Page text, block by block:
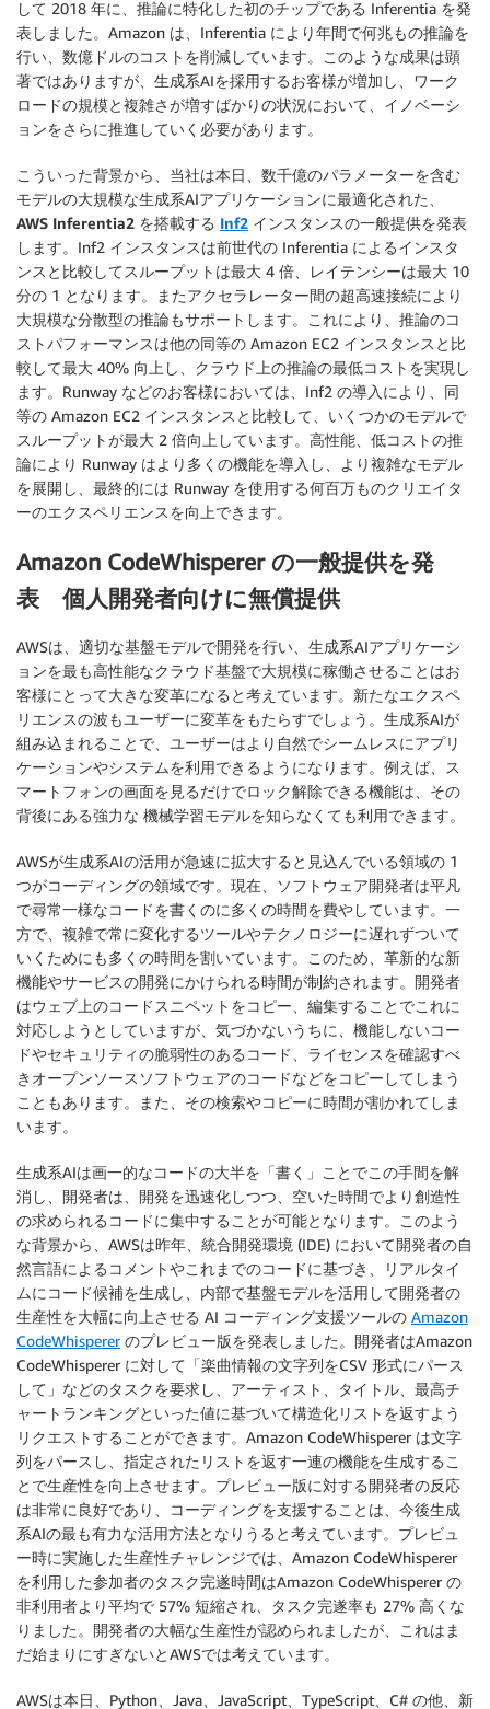
して 2018 年に、推論に特化した初のチップである Inferentia を発
表しました。Amazon は、Inferentia により年間で何兆もの推論を
行い、数億ドルのコストを削減しています。このような成果は顕
著ではありますが、生成系AIを採用するお客様が増加し、ワーク
ロードの規模と複雑さが増すばかりの状況において、イノベーシ
ョンをさらに推進していく必要があります。
こういった背景から、当社は本日、数千億のパラメーターを含む
モデルの大規模な生成系AIアプリケーションに最適化された、
AWS Inferentia2 を搭載する Inf2 インスタンスの一般提供を発表
します。Inf2 インスタンスは前世代の Inferentia によるインスタ
ンスと比較してスループットは最大 4 倍、レイテンシーは最大 10
分の 1 となります。またアクセラレーター間の超高速接続により
大規模な分散型の推論もサポートします。これにより、推論のコ
ストパフォーマンスは他の同等の Amazon EC2 インスタンスと比
較して最大 40% 向上し、クラウド上の推論の最低コストを実現し
ます。Runway などのお客様においては、Inf2 の導入により、同
等の Amazon EC2 インスタンスと比較して、いくつかのモデルで
スループットが最大 2 倍向上しています。高性能、低コストの推
論により Runway はより多くの機能を導入し、より複雑なモデル
を展開し、最終的には Runway を使用する何百万ものクリエイタ
ーのエクスペリエンスを向上できます。
Amazon CodeWhisperer の一般提供を発
表 個人開発者向けに無償提供
AWSは、適切な基盤モデルで開発を行い、生成系AIアプリケーシ
ョンを最も高性能なクラウド基盤で大規模に稼働させることはお
客様にとって大きな変革になると考えています。新たなエクスペ
リエンスの波もユーザーに変革をもたらすでしょう。生成系AIが
組み込まれることで、ユーザーはより自然でシームレスにアプリ
ケーションやシステムを利用できるようになります。例えば、ス
マートフォンの画面を見るだけでロック解除できる機能は、その
背後にある強力な 機械学習モデルを知らなくても利用できます。
AWSが生成系AIの活用が急速に拡大すると見込んでいる領域の 1
つがコーディングの領域です。現在、ソフトウェア開発者は平凡
で尋常一様なコードを書くのに多くの時間を費やしています。一
方で、複雑で常に変化するツールやテクノロジーに遅れずついて
いくためにも多くの時間を割いています。このため、革新的な新
機能やサービスの開発にかけられる時間が制約されます。開発者
はウェブ上のコードスニペットをコピー、編集することでこれに
対応しようとしていますが、気づかないうちに、機能しないコー
ドやセキュリティの脆弱性のあるコード、ライセンスを確認すべ
きオープンソースソフトウェアのコードなどをコピーしてしまう
こともあります。また、その検索やコピーに時間が割かれてしま
います。
生成系AIは画一的なコードの大半を「書く」ことでこの手間を解
消し、開発者は、開発を迅速化しつつ、空いた時間でより創造性
の求められるコードに集中することが可能となります。このよう
な背景から、AWSは昨年、統合開発環境 (IDE) において開発者の自
然言語によるコメントやこれまでのコードに基づき、リアルタイ
ムにコード候補を生成し、内部で基盤モデルを活用して開発者の
生産性を大幅に向上させる AI コーディング支援ツールの Amazon
CodeWhispererのプレビュー版を発表しました。開発者はAmazon
CodeWhisperer に対して「楽曲情報の文字列をCSV 形式にパース
して」などのタスクを要求し、アーティスト、タイトル、最高チ
ャートランキングといった値に基づいて構造化リストを返すよう
リクエストすることができます。Amazon CodeWhisperer は文字
列をパースし、指定されたリストを返す一連の機能を生成するこ
とで生産性を向上させます。プレビュー版に対する開発者の反応
は非常に良好であり、コーディングを支援することは、今後生成
系AIの最も有力な活用方法となりうると考えています。プレビュ
ー時に実施した生産性チャレンジでは、Amazon CodeWhisperer
を利用した参加者のタスク完遂時間はAmazon CodeWhisperer の
非利用者より平均で 57% 短縮され、タスク完遂率も 27% 高くな
りました。開発者の大幅な生産性が認められましたが、これはま
だ始まりにすぎないとAWSでは考えています。
AWSは本日、Python、Java、JavaScript、TypeScript、C# の他、新